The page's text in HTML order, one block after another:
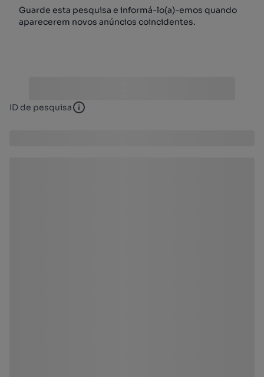
Guarde esta pesquisa e informá-lo(a)-emos quando
aparecerem novos anúncios coincidentes.
ID de pesquisa ID de pesquisa